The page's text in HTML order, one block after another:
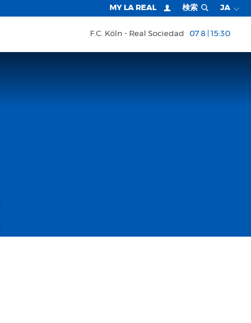
MY LA REAL 検索 JA
F.C. Köln Real Sociedad 07 8 | 15:30